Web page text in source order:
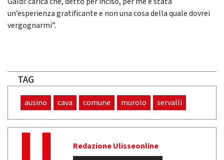
un’esperienza gratificante e non una cosa della quale dovrei
vergognarmi”.
TAG
ausino cava comune murolo servalli
Redazione Ulisseonline